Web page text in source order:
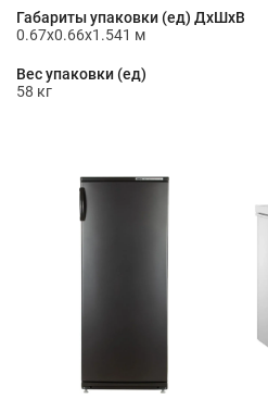
Габариты упаковки (ед) ДхШхВ
0.67x0.66x1.541 м
Вес упаковки (ед)
58 кг